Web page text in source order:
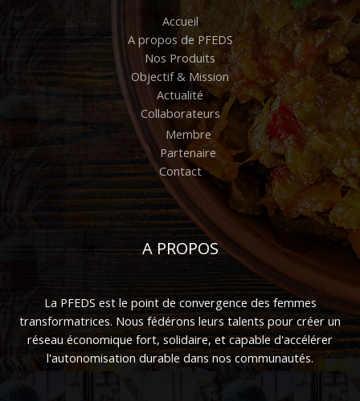
Accueil
A propos de PFEDS
Nos Produits
Objectif & Mission
Actualité
Collaborateurs
Membre
Partenaire
Contact
A PROPOS
La PFEDS est le point de convergence des femmes
transformatrices. Nous fédérons leurs talents pour créer un
réseau économique fort, solidaire, et capable d'accélérer
l'autonomisation durable dans nos communautés.